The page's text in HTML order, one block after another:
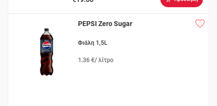
PEPSI Zero Sugar
Φιάλη 1,5L
1.36 €/ λίτρο